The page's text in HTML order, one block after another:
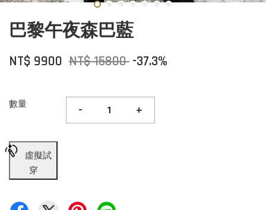
巴黎午夜森巴藍
NT$ 9900 NT$ 15800 -37.3%
數量 - +
虛擬試
穿